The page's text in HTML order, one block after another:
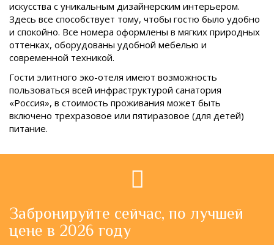
искусства с уникальным дизайнерским интерьером.
Здесь все способствует тому, чтобы гостю было удобно
и спокойно. Все номера оформлены в мягких природных
оттенках, оборудованы удобной мебелью и
современной техникой.
Гости элитного эко-отеля имеют возможность
пользоваться всей инфраструктурой санатория
«Россия», в стоимость проживания может быть
включено трехразовое или пятиразовое (для детей)
питание.
Забронируйте сейчас, по лучшей
цене в 2026 году